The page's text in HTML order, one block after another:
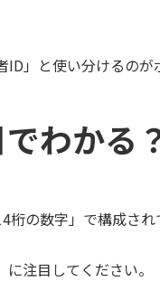
」と使い分けるのが
わかる
の数字」で構成さ
注目してください。